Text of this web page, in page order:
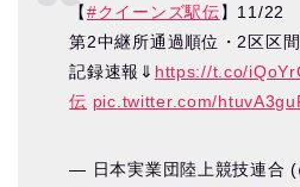
【#クイーンズ駅伝】11/22
第2中継所通過順位・2区区
記録速報⇓ https://t.co/
伝 pic.twitter.com/
— 日本実業団陸上競技連合